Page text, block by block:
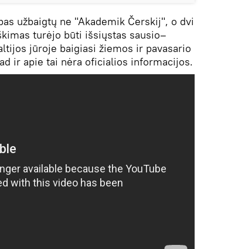
užbaigtų ne "Akademik Čerskij", o dvi
turėjo būti išsiųstas sausio–
jūroje baigiasi žiemos ir pavasario
ir apie tai nėra oficialios informacijos.